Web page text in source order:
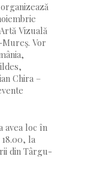
Vizuală
Vor
Chira –
avea loc în
la
din Târgu-